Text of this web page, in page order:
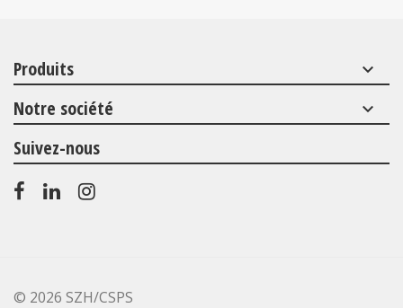
Produits keyboard_arrow_down
Notre société keyboard_arrow_down
Suivez-nous
© 2026 SZH/CSPS